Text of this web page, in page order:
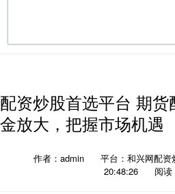
配资炒股首选平台 期
金放大，把握市场机遇
作者：admin 平台：和兴网配资
20:48:26
阅读